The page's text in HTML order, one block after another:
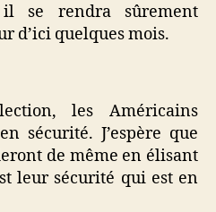
se rendra sûrement
d’ici quelques mois.
les Américains
sécurité. J’espère que
de même en élisant
leur sécurité qui est en